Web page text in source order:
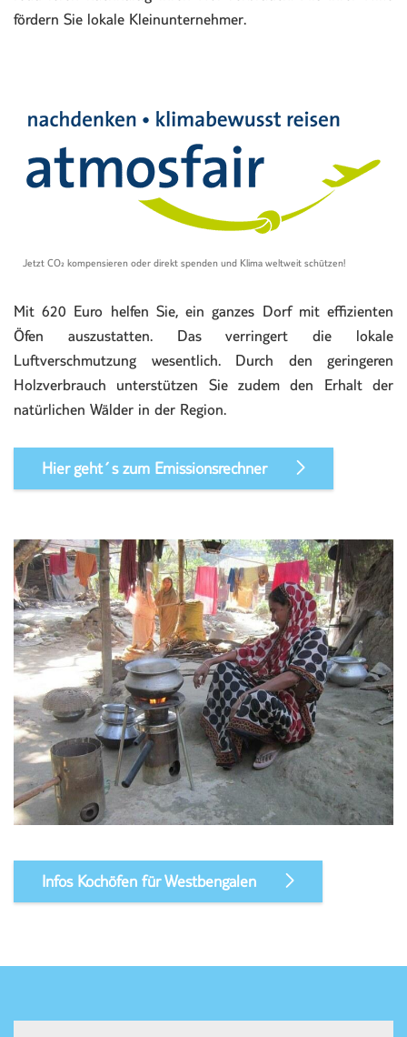
fördern Sie lokale Kleinunternehmer.
Jetzt CO₂ kompensieren oder direkt spenden und Klima weltweit schützen!
Mit 620 Euro helfen Sie, ein ganzes Dorf mit effizienten
Öfen auszustatten. Das verringert die lokale
Luftverschmutzung wesentlich. Durch den geringeren
Holzverbrauch unterstützen Sie zudem den Erhalt der
natürlichen Wälder in der Region.
Hier geht´s zum Emissionsrechner
Infos Kochöfen für Westbengalen